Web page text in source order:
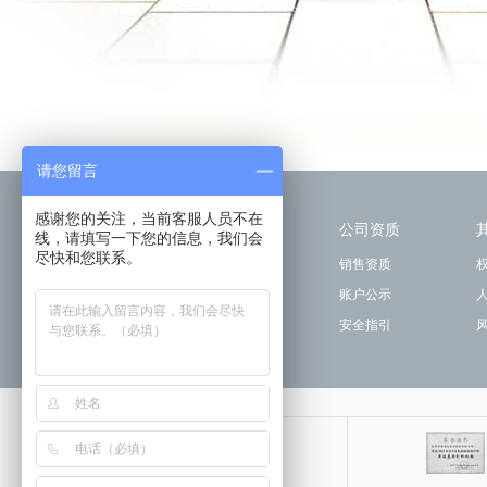
关于我们
管理团队
公司资质
销售资质
账户公示
安全指引
请您留言
感谢您的关注，当前客服人员不在
线，请填写一下您的信息，我们会
尽快和您联系。